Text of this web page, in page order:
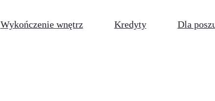
Wykończenie wnętrz Kredyty Dla